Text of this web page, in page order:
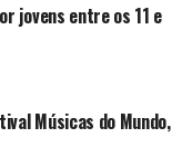
jovens entre os 11 e
Músicas do Mundo,